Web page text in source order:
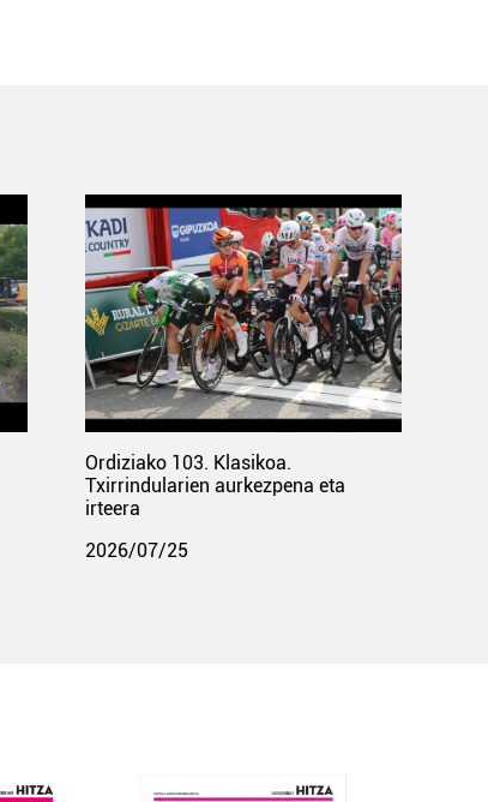
Ordiziako 103. Klasikoa.
Txirrindularien aurkezpena eta
irteera
2026/07/25